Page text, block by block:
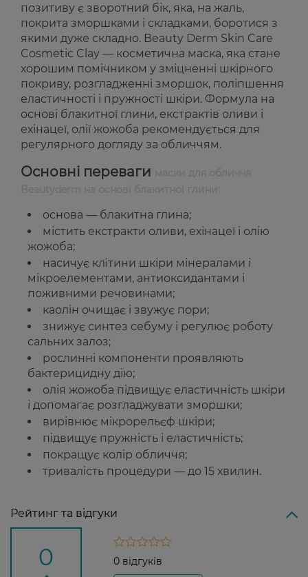
позитиву є зворотний бік, яка, на жаль,
покрита зморшками і складками, боротися з
якими дуже складно. Beauty Derm Skin Care
Cosmetic Clay — косметична маска, яка стане
хорошим помічником у зміцненні шкірного
покриву, розгладженні зморшок, поліпшення
еластичності і пружності шкіри. Формула на
основі блакитної глини, екстрактів оливи і
ехінацеї, олії жожоба рекомендується для
регулярного догляду за обличчям.
Основні переваги
основа — блакитна глина;
містить екстракти оливи, ехінацеї і олію
жожоба;
насичує клітини шкіри мінералами і
мікроелементами, антиоксидантами і
поживними речовинами;
каолін очищає і звужує пори;
знижує синтез себуму і регулює роботу
сальних залоз;
рослинні компоненти проявляють
бактерицидну дію;
олія жожоба підвищує еластичність шкіри
і допомагає розгладжувати зморшки;
вирівнює мікрорельєф шкіри;
підвищує пружність і еластичність;
покращує колір обличчя;
тривалість процедури — до 15 хвилин.
Рейтинг та відгуки
0 0 відгуків